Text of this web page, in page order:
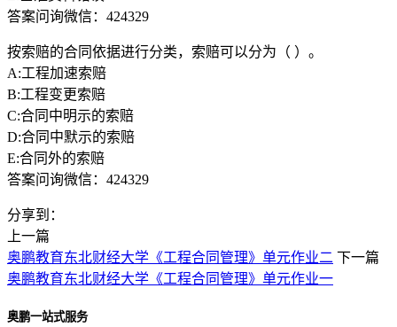
答案问询微信：424329
按索赔的合同依据进行分类，索赔可以分为（ ）。
A:工程加速索赔
B:工程变更索赔
C:合同中明示的索赔
D:合同中默示的索赔
E:合同外的索赔
答案问询微信：424329
分享到：
上一篇
奥鹏教育东北财经大学《工程合同管理》单元作业二 下一篇
奥鹏教育东北财经大学《工程合同管理》单元作业一
奥鹏一站式服务